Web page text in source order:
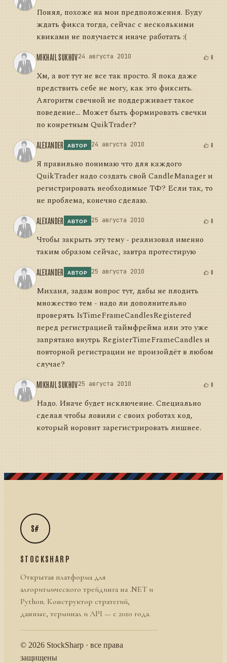
Понял, похоже на мои предположения. Буду
ждать фикса тогда, сейчас с несколькими
квиками не получается иначе работать :(
MIKHAIL SUKHOV24 августа 2010 0
Хм, а вот тут не все так просто. Я пока даже
предствить себе не могу, как это фиксить.
Алгоритм свечной не поддерживает такое
поведение... Может быть формировать свечки
по конретным QuikTrader?
ALEXANDER АВТОР 24 августа 2010 0
Я правильно понимаю что для каждого
QuikTrader надо создать свой CandleManager и
регистрировать необходимые ТФ? Если так, то
не проблема, конечно сделаю.
ALEXANDER АВТОР 25 августа 2010 0
Чтобы закрыть эту тему - реализовал именно
таким образом сейчас, завтра протестирую
ALEXANDER АВТОР 25 августа 2010 0
Михаил, задам вопрос тут, дабы не плодить
множество тем - надо ли дополнительно
проверять IsTimeFrameCandlesRegistered
перед регистрацией таймфрейма или это уже
запрятано внутрь RegisterTimeFrameCandles и
повторной регистрации не произойдёт в любом
случае?
MIKHAIL SUKHOV25 августа 2010 0
Надо. Иначе будет исключение. Специально
сделал чтобы ловили с своих роботах код,
который норовит зарегистрировать лишнее.
S#
STOCKSHARP
Открытая платформа для
алгоритмического трейдинга на .NET и
Python. Конструктор стратегий,
данные, терминал и API — с 2010 года.
© 2026 StockSharp · все права
защищены